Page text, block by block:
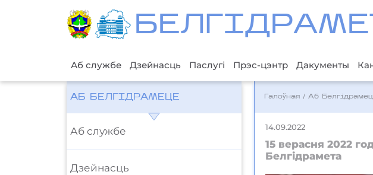
Аб службе Дзейнасць Паслугі Прэс-цэнтр Дакументы
АБ БЕЛГІДРАМЕЦЕ
Аб службе
Дзейнасць
Галоўная /Аб
14.09.2022
15 верасня 2022
Белгідрамета